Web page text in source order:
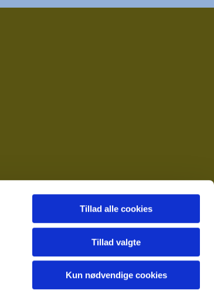
Tillad alle cookies
Tillad valgte
Kun nødvendige cookies